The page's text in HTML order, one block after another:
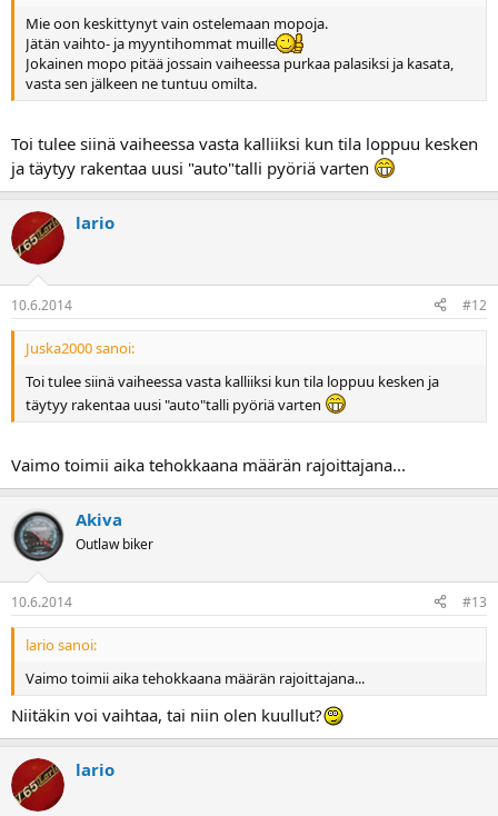
Mie oon keskittynyt vain ostelemaan mopoja.
Jätän vaihto- ja myyntihommat muille
Jokainen mopo pitää jossain vaiheessa purkaa palasiksi ja kasata,
vasta sen jälkeen ne tuntuu omilta.
Toi tulee siinä vaiheessa vasta kalliiksi kun tila loppuu kesken
ja täytyy rakentaa uusi "auto"talli pyöriä varten
lario
10.6.2014 #12
Juska2000 sanoi:
Toi tulee siinä vaiheessa vasta kalliiksi kun tila loppuu kesken ja
täytyy rakentaa uusi "auto"talli pyöriä varten
Vaimo toimii aika tehokkaana määrän rajoittajana...
Akiva
Outlaw biker
10.6.2014 #13
lario sanoi:
Vaimo toimii aika tehokkaana määrän rajoittajana...
Niitäkin voi vaihtaa, tai niin olen kuullut?
lario